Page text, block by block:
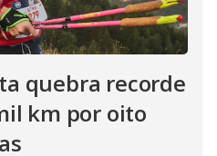
quebra recorde
km por oito